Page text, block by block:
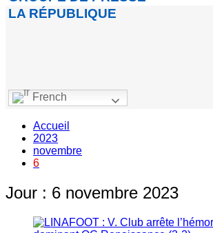
LA RÉPUBLIQUE
French
Accueil
2023
novembre
6
Jour : 6 novembre 2023